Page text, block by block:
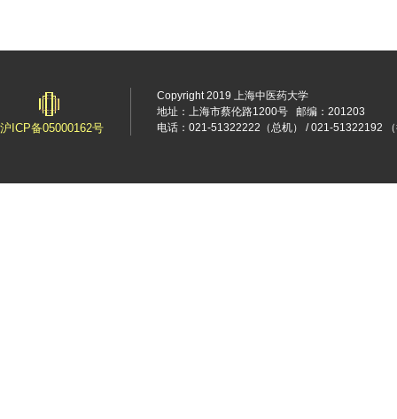
沪ICP备05000162号
Copyright 2019 上海中医药大学
地址：上海市蔡伦路1200号
邮编：201203
电话：021-51322222（总机） / 021-51322192